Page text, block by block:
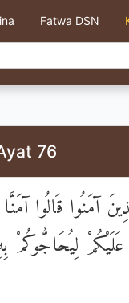
Fatwa DSN
76
آمَنُوا قَالُوا
عَلَيْكُمْ